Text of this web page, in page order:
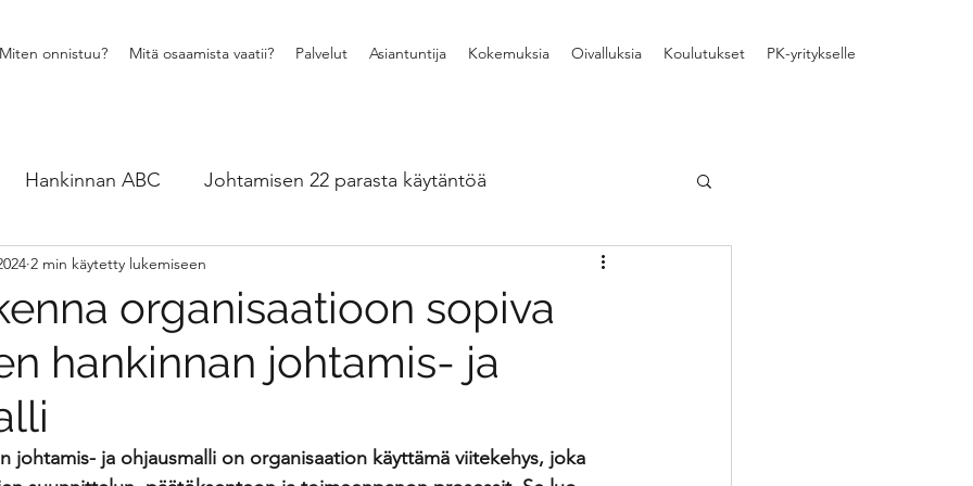
Miten onnistuu? Mitä osaamista vaatii? Palvelut Asiantuntija Kokemuksia Oivalluksia Koulutukset PK-yritykselle
Hankinnan ABC Johtamisen 22 parasta käytäntöä
Muutosjohtaminen ja vuorovaikutus Hankintaosaamisen kehittäminen
24 viisasta ja hyvää hankintatekoa Ajankohtaisia aiheita
esimerkkejä - CASEt
organisaatioon sopiva
hankinnan johtamis- ja
2 min käytetty lukemiseen
johtamis- ja ohjausmalli on organisaation käyttämä viitekehys, joka